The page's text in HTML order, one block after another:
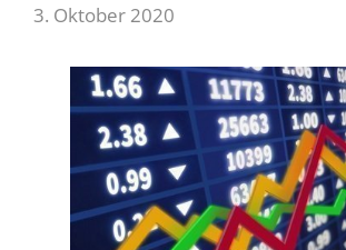
3. Oktober 2020